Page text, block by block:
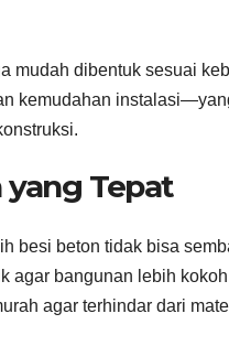
mudah dibentuk sesuai
kemudahan
yang Tepat
besi beton tidak bisa
agar bangunan lebih
agar terhindar dari